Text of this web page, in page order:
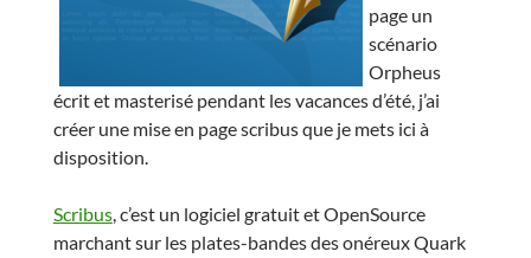
page un
scénario
Orpheus
écrit et masterisé pendant les vacances d’été, j’ai
créer une mise en page scribus que je mets ici à
disposition.
Scribus, c’est un logiciel gratuit et OpenSource
marchant sur les plates-bandes des onéreux Quark